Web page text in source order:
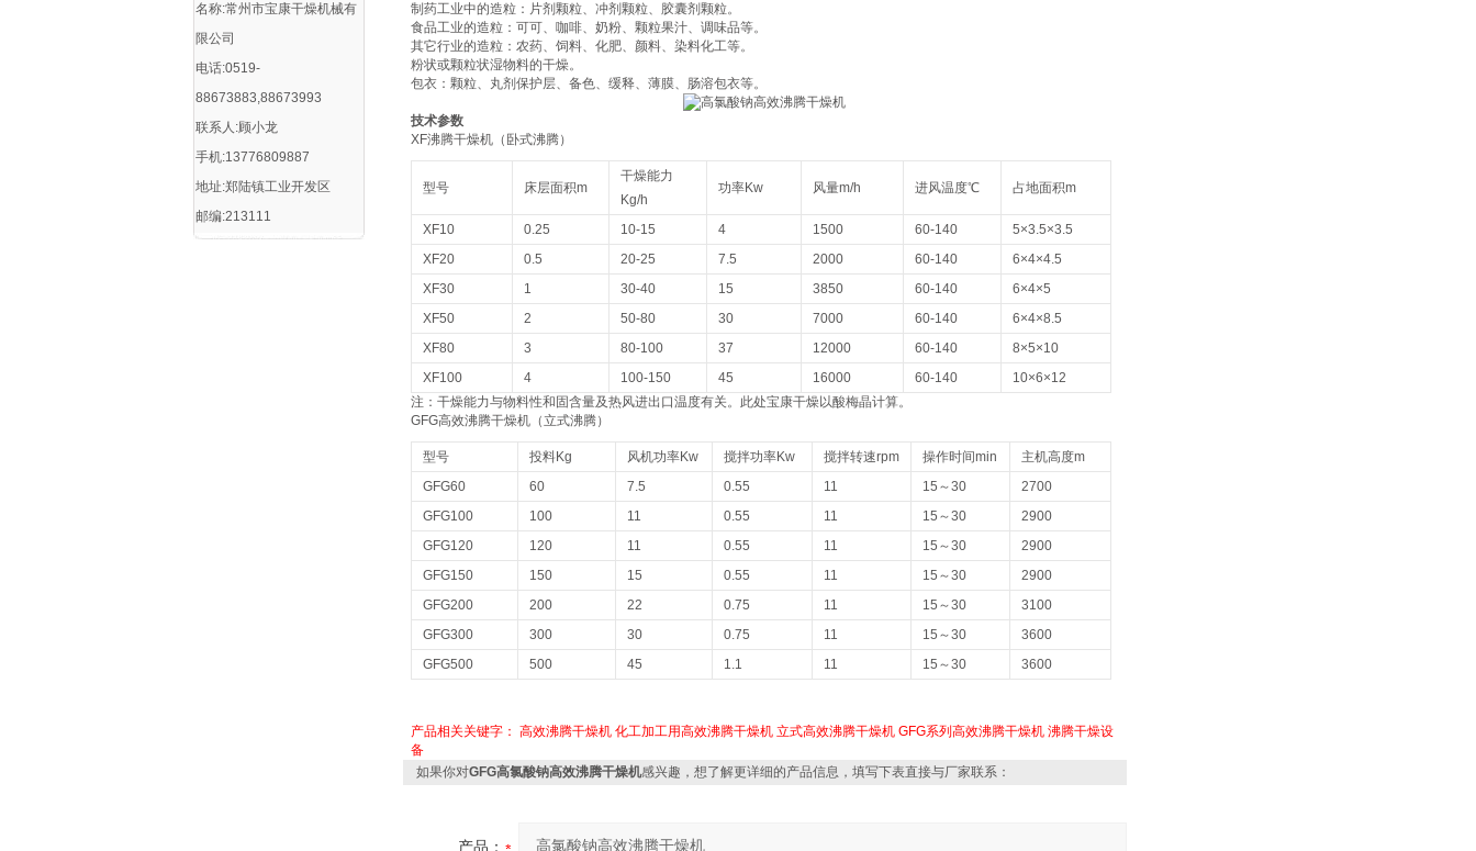
名称:常州市宝康干燥机械有
限公司
电话:0519-
88673883,88673993
联系人:顾小龙
手机:13776809887
地址:郑陆镇工业开发区
邮编:213111
制药工业中的造粒：片剂颗粒、冲剂颗粒、胶囊剂颗粒。
食品工业的造粒：可可、咖啡、奶粉、颗粒果汁、调味品等。
其它行业的造粒：农药、饲料、化肥、颜料、染料化工等。
粉状或颗粒状湿物料的干燥。
包衣：颗粒、丸剂保护层、备色、缓释、薄膜、肠溶包衣等。
技术参数
XF沸腾干燥机（卧式沸腾）
型号 床层面积m
干燥能力
Kg/h
功率Kw 风量m/h 进风温度℃ 占地面积m
XF10 0.25 10-15 4 1500 60-140
5×3.5×3.5
XF20
0.5 20-25 7.5 2000 60-140
6×4×4.5
XF30
1 30-40 15 3850 60-140
6×4×5
XF50
2 50-80 30 7000 60-140
6×4×8.5
XF80
3 80-100 37 12000 60-140
8×5×10
XF100
4 100-150 45 16000 60-140
10×6×12
注：干燥能力与物料性和固含量及热风进出口温度有关。此处宝康干燥以酸梅晶计算。
GFG高效沸腾干燥机（立式沸腾）
型号 投料Kg 风机功率Kw 搅拌功率Kw 搅拌转速rpm 操作时间min
主机高度m
GFG60
60 7.5 0.55 11 15～30
2700
GFG100
100 11 0.55 11 15～30
2900
GFG120
120 11 0.55 11 15～30
2900
GFG150
150 15 0.55 11 15～30
2900
GFG200
200 22 0.75 11 15～30
3100
GFG300
300 30 0.75 11 15～30
3600
GFG500
500 45 1.1 11 15～30 3600
产品相关关键字： 高效沸腾干燥机 化工加工用高效沸腾干燥机 立式高效沸腾干燥机 GFG系列高效沸腾干燥机 沸腾干燥设
备
如果你对GFG高氯酸钠高效沸腾干燥机感兴趣，想了解更详细的产品信息，填写下表直接与厂家联系：
产品：